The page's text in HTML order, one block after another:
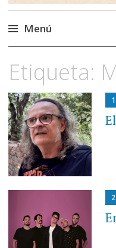
Menú
al
contenido
Etiqueta: